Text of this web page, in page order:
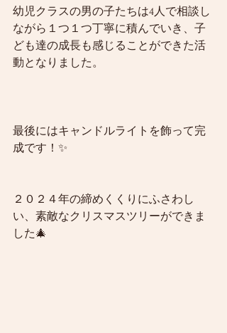
幼児クラスの男の子たちは4人で相談し
ながら１つ１つ丁寧に積んでいき、子
ども達の成長も感じることができた活
動となりました。
最後にはキャンドルライトを飾って完
成です！✨
２０２４年の締めくくりにふさわし
い、素敵なクリスマスツリーができま
した🎄